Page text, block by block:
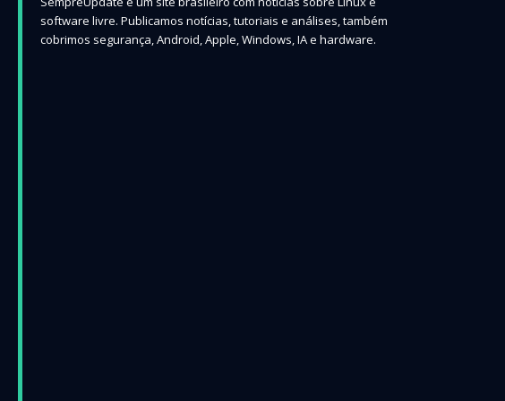
software livre. Publicamos notícias, tutoriais e análises, também
cobrimos segurança, Android, Apple, Windows, IA e hardware.